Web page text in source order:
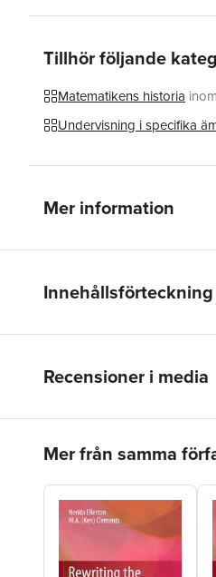
Tillhör följande
Matematikens historia inom
Undervisning i specifika
Mer information
Innehållsförteckning
Recensioner i media
Mer från samma